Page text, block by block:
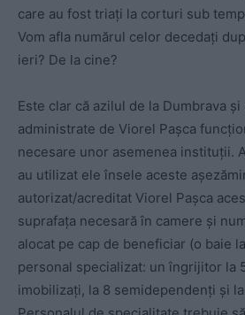
care au fost triați la corturi sub
Vom afla numărul celor decedați
ieri? De la cine?
Este clar că azilul de la Dumbrava
administrate de Viorel Pașca
necesare unor asemenea instituții.
au utilizat ele însele aceste
autorizat/acreditat Viorel Pașca
suprafața necesară în camere și
alocat pe cap de beneficiar (o baie
personal specializat: un îngrijitor la
imobilizați, la 8 semidependenți și